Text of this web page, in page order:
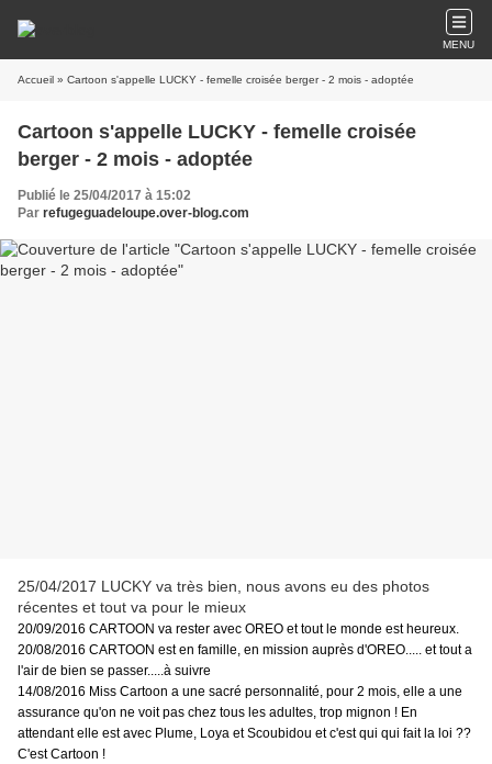
MENU
Accueil » Cartoon s'appelle LUCKY - femelle croisée berger - 2 mois - adoptée
Cartoon s'appelle LUCKY - femelle croisée
berger - 2 mois - adoptée
Publié le 25/04/2017 à 15:02
Par refugeguadeloupe.over-blog.com
25/04/2017 LUCKY va très bien, nous avons eu des photos
récentes et tout va pour le mieux
20/09/2016 CARTOON va rester avec OREO et tout le monde est heureux.
20/08/2016 CARTOON est en famille, en mission auprès d'OREO..... et tout a
l'air de bien se passer.....à suivre
14/08/2016 Miss Cartoon a une sacré personnalité, pour 2 mois, elle a une
assurance qu'on ne voit pas chez tous les adultes, trop mignon ! En
attendant elle est avec Plume, Loya et Scoubidou et c'est qui qui fait la loi ??
C'est Cartoon !